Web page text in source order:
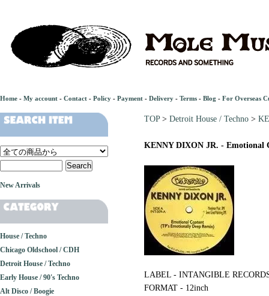
Home - My account - Contact - Policy - Payment - Delivery - Terms - Blog - For Overseas
TOP> Detroit House / Techno >
KENNY DIXON JR. - Emotional
LABEL - INTANGIBLE
FORMAT - 12inch
New Arrivals
House / Techno
Chicago Oldschool / CDH
Detroit House / Techno
Early House / 90's Techno
Alt Disco / Boogie